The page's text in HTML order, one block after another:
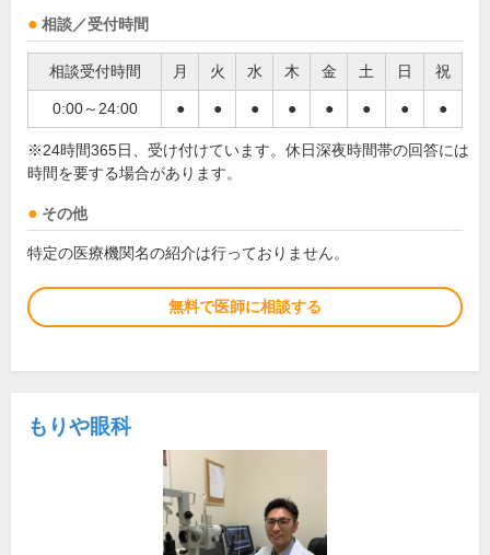
相談／受付時間
相談受付時間 月 火 水 木 金 土 日 祝
0:00～24:00 ● ● ● ● ● ● ● ●
※24時間365日、受け付けています。休日深夜時間帯の回答には
時間を要する場合があります。
その他
特定の医療機関名の紹介は行っておりません。
無料で医師に相談する
もりや眼科